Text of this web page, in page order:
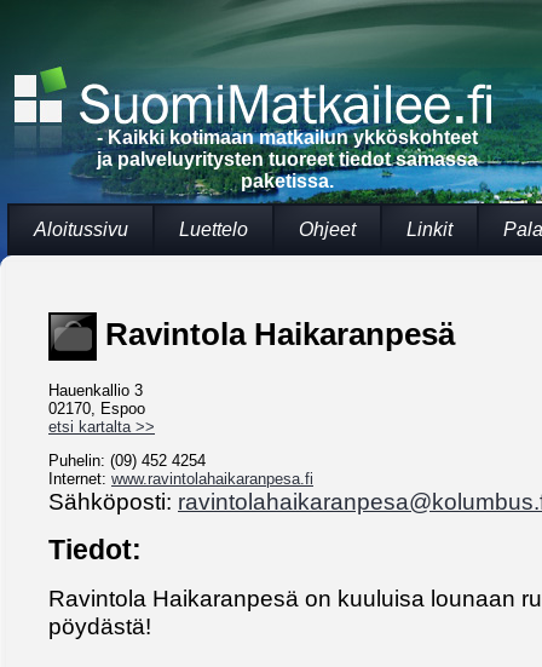
- Kaikki kotimaan matkailun ykköskohteet
ja palveluyritysten tuoreet tiedot samassa
paketissa.
Aloitussivu Luettelo Ohjeet Linkit
Ravintola Haikaranpesä
Hauenkallio 3
02170, Espoo
etsi kartalta >>
Puhelin: (09) 452 4254
Internet: www.ravintolahaikaranpesa.fi
Sähköposti:
Tiedot:
Ravintola Haikaranpesä on kuuluisa lounaan
pöydästä!